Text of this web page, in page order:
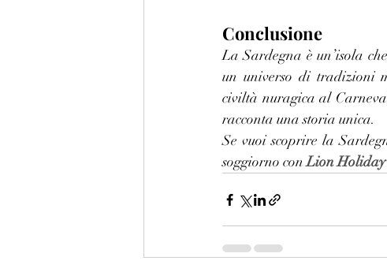
Conclusione
La Sardegna è un’isola
un universo di tradizioni
civiltà nuragica al
racconta una storia unica.
Se vuoi scoprire la
soggiorno con Lion